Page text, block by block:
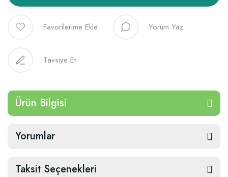
Yorum Yaz
Tavsiye Et
Ürün Bilgisi
Yorumlar
Taksit Seçenekleri